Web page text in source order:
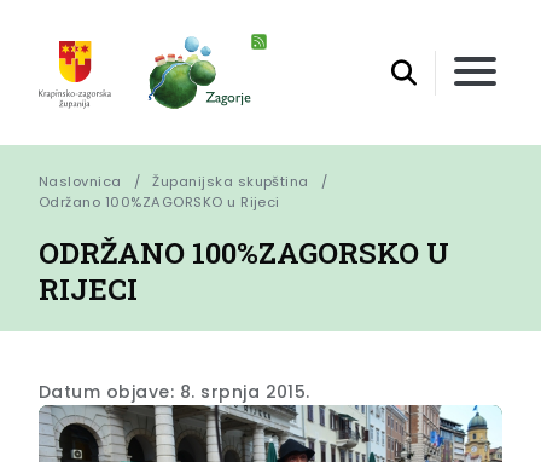
Naslovnica
Županijska skupština
Održano 100%ZAGORSKO u Rijeci
ODRŽANO 100%ZAGORSKO U
RIJECI
Datum objave: 8. srpnja 2015.